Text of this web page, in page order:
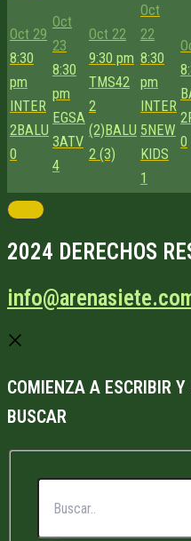
Oct 29
8:30
pm
INTER
2BALU
0
Oct
23
8:30
pm
EGSA
3ATV
4
Oct 22
9:30 pm
TMS42
2
(2)BALU
2 (3)
Oct
22
8:30
pm
INTER
5NEW
KIDS
1
2
0
2024 DERECHOS
COMIENZA A ESCRIBIR
BUSCAR